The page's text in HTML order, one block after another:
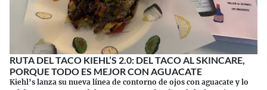
RUTA DEL TACO KIEHL’S 2.0: DEL TACO AL SKINCARE,
PORQUE TODO ES MEJOR CON AGUACATE
Kiehl’s lanza su nueva línea de contorno de ojos con aguacate y lo